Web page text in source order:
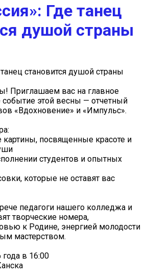
Где танец
душой страны
становится душой страны
Приглашаем вас на главное
событие этой весны — отчетный
«Вдохновение» и «Импульс».
картины, посвященные красоте и
студентов и опытных
которые не оставят вас
педагоги нашего колледжа и
творческие номера,
к Родине, энергией молодости
мастерством.
в 16:00